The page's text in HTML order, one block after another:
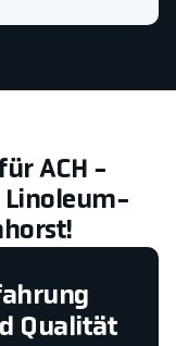
ACH -
Linoleum-
Qualität